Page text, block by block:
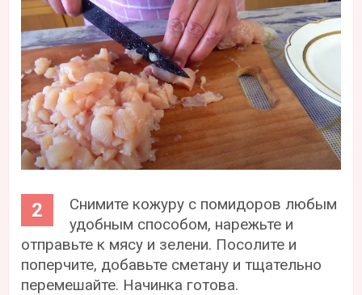
Снимите кожуру с помидоров любым
удобным способом, нарежьте и
отправьте к мясу и зелени. Посолите и
поперчите, добавьте сметану и тщательно
перемешайте. Начинка готова.